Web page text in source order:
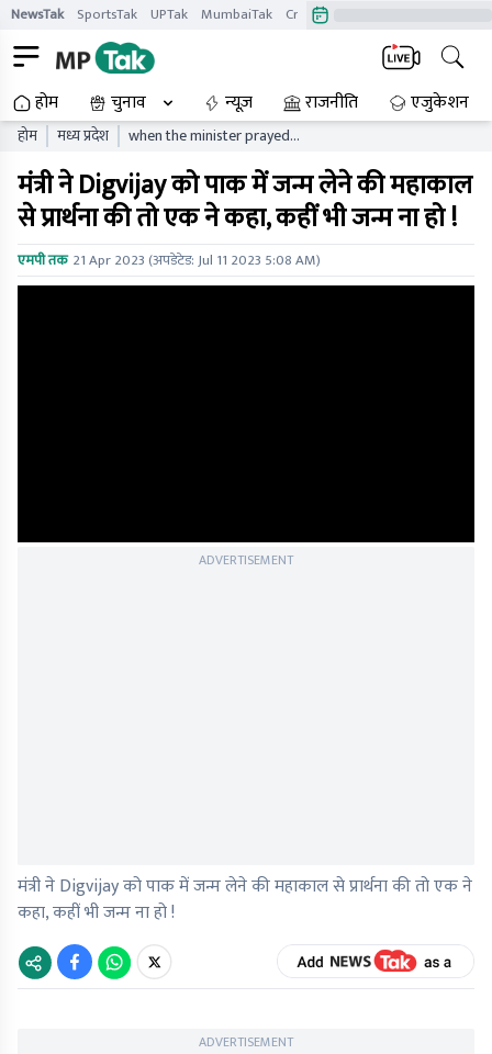
NewsTak SportsTak UPTak MumbaiTak CrimeTak
होम चुनाव न्यूज़ राजनीति एजुकेशन
होम मध्य प्रदेश
when the minister prayed
be born in pakistan one
said he should not be born
anywhere
मंत्री ने Digvijay को पाक में जन्म लेने की महाकाल
से प्रार्थना की तो एक ने कहा, कहीं भी जन्म ना हो !
एमपी तक 21 Apr 2023(अपडेटेड:Jul 11 2023 5:08 AM)
ADVERTISEMENT
मंत्री ने Digvijay को पाक में जन्म लेने की महाकाल से प्रार्थना की तो एक ने
कहा, कहीं भी जन्म ना हो !
ADVERTISEMENT